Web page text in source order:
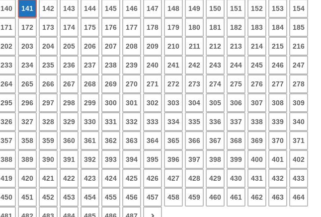
140 141 142 143 144 145 146 147 148 149 150 151 152 153 154
171 172 173 174 175 176 177 178 179 180 181 182 183 184 185
202 203 204 205 206 207 208 209 210 211 212 213 214 215 216
233 234 235 236 237 238 239 240 241 242 243 244 245 246 247
264 265 266 267 268 269 270 271 272 273 274 275 276 277 278
295 296 297 298 299 300 301 302 303 304 305 306 307 308 309
326 327 328 329 330 331 332 333 334 335 336 337 338 339 340
357 358 359 360 361 362 363 364 365 366 367 368 369 370 371
388 389 390 391 392 393 394 395 396 397 398 399 400 401 402
419 420 421 422 423 424 425 426 427 428 429 430 431 432 433
450 451 452 453 454 455 456 457 458 459 460 461 462 463 464